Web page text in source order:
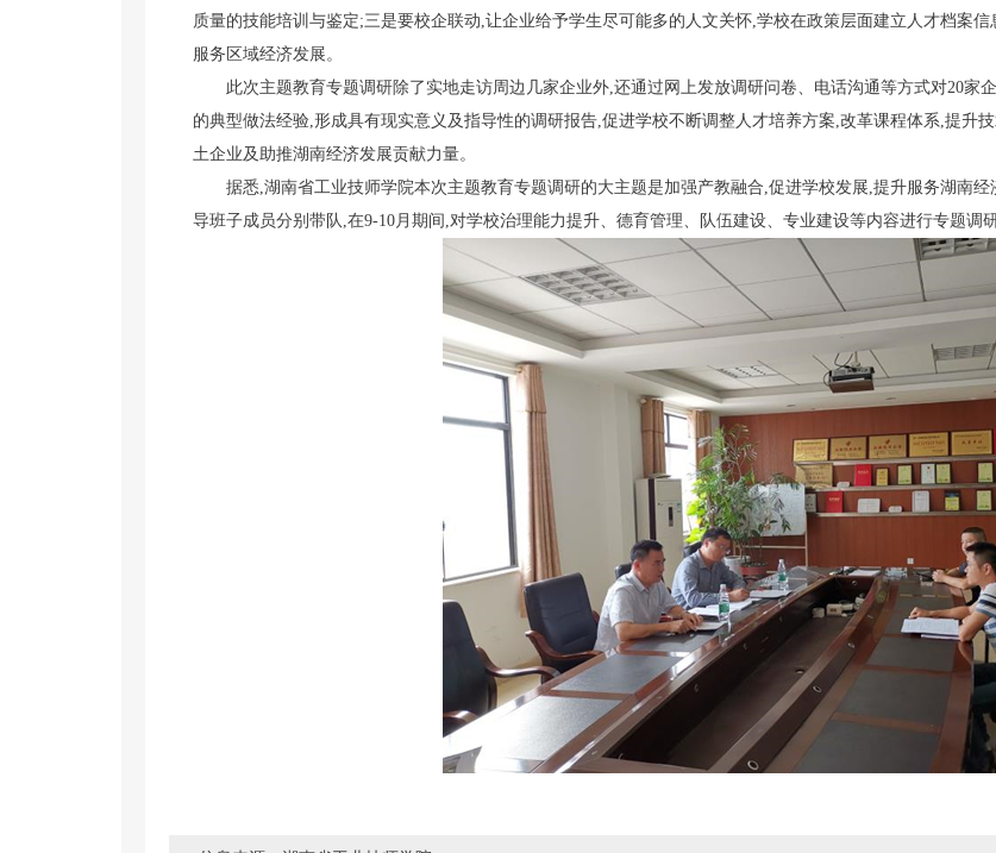
质量的技能培训与鉴定;三是要校企联动,让企业给予学生尽可能多的人文关怀,学校在政策层面建立人才档案
服务区域经济发展。
此次主题教育专题调研除了实地走访周边几家企业外,还通过网上发放调研问卷、电话沟通等方式对20家
的典型做法经验,形成具有现实意义及指导性的调研报告,促进学校不断调整人才培养方案,改革课程体系,提升
土企业及助推湖南经济发展贡献力量。
据悉,湖南省工业技师学院本次主题教育专题调研的大主题是加强产教融合,促进学校发展,提升服务湖南
导班子成员分别带队,在9-10月期间,对学校治理能力提升、德育管理、队伍建设、专业建设等内容进行专题调研